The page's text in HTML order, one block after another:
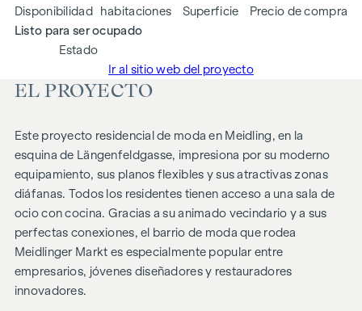
Disponibilidad
habitaciones
Superficie
Precio de compra
Estado
Listo para ser ocupado
Ir al sitio web del proyecto
EL PROYECTO
Este proyecto residencial de moda en Meidling, en la
esquina de Längenfeldgasse, impresiona por su moderno
equipamiento, sus planos flexibles y sus atractivas zonas
diáfanas. Todos los residentes tienen acceso a una sala de
ocio con cocina. Gracias a su animado vecindario y a sus
perfectas conexiones, el barrio de moda que rodea
Meidlinger Markt es especialmente popular entre
empresarios, jóvenes diseñadores y restauradores
innovadores.